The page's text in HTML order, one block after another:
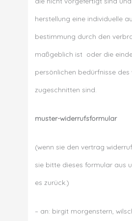
herstellung eine individuelle
bestimmung durch den
maßgeblich ist oder die
persönlichen bedürfnisse des
zugeschnitten sind.
muster-widerrufsformular
(wenn sie den vertrag
sie bitte dieses formular aus
es zurück.)
– an: birgit morgenstern,